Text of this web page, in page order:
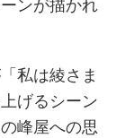
ンが描かれ
私は綾さま
げるシーン
峰屋への思